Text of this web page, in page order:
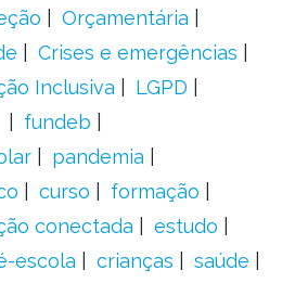
Orçamentária
Crises e emergências
Inclusiva
LGPD
fundeb
pandemia
curso
formação
conectada
estudo
escola crianças
saúde